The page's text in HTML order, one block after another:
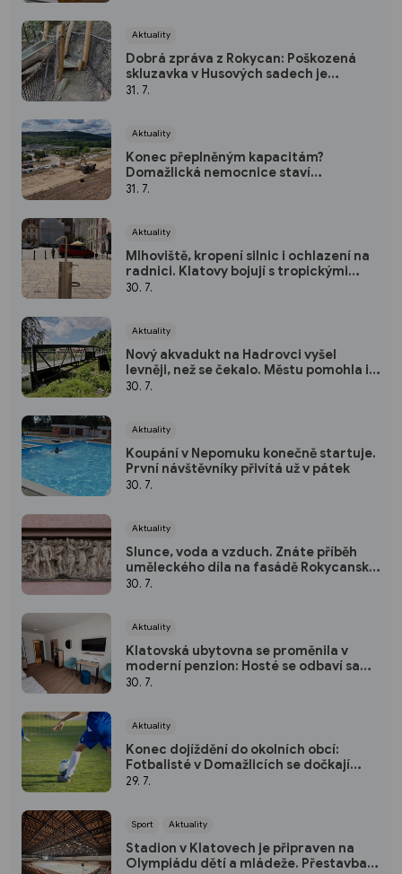
Aktuality
Dobrá zpráva z Rokycan: Poškozená
skluzavka v Husových sadech je
opravena
31. 7.
Aktuality
Konec přeplněným kapacitám?
Domažlická nemocnice staví
parkoviště pro zaměstnance
31. 7.
Aktuality
Mlhoviště, kropení silnic i ochlazení na
radnici. Klatovy bojují s tropickými
vedry
30. 7.
Aktuality
Nový akvadukt na Hadrovci vyšel
levněji, než se čekalo. Městu pomohla i
krajská dotace
30. 7.
Aktuality
Koupání v Nepomuku konečně startuje.
První návštěvníky přivítá už v pátek
30. 7.
Aktuality
Slunce, voda a vzduch. Znáte příběh
uměleckého díla na fasádě Rokycanské
nemocnice?
30. 7.
Aktuality
Klatovská ubytovna se proměnila v
moderní penzion: Hosté se odbaví sami
pomocí kódu
30. 7.
Aktuality
Konec dojíždění do okolních obcí:
Fotbalisté v Domažlicích se dočkají
nového hřiště
29. 7.
Sport Aktuality
Stadion v Klatovech je připraven na
Olympiádu dětí a mládeže. Přestavba